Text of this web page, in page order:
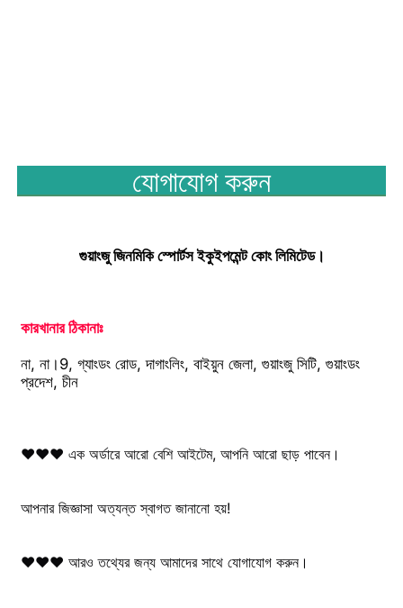
যোগাযোগ করুন
গুয়াংজু জিনমিকি স্পোর্টস ইকুইপমেন্ট কোং লিমিটেড।
কারখানার ঠিকানাঃ
না, না।9, গ্যাংডং রোড, দাগাংলিং, বাইয়ুন জেলা, গুয়াংজু সিটি, গুয়াংডং
প্রদেশ, চীন
♥♥♥ এক অর্ডারে আরো বেশি আইটেম, আপনি আরো ছাড় পাবেন।
আপনার জিজ্ঞাসা অত্যন্ত স্বাগত জানানো হয়!
♥♥♥ আরও তথ্যের জন্য আমাদের সাথে যোগাযোগ করুন।